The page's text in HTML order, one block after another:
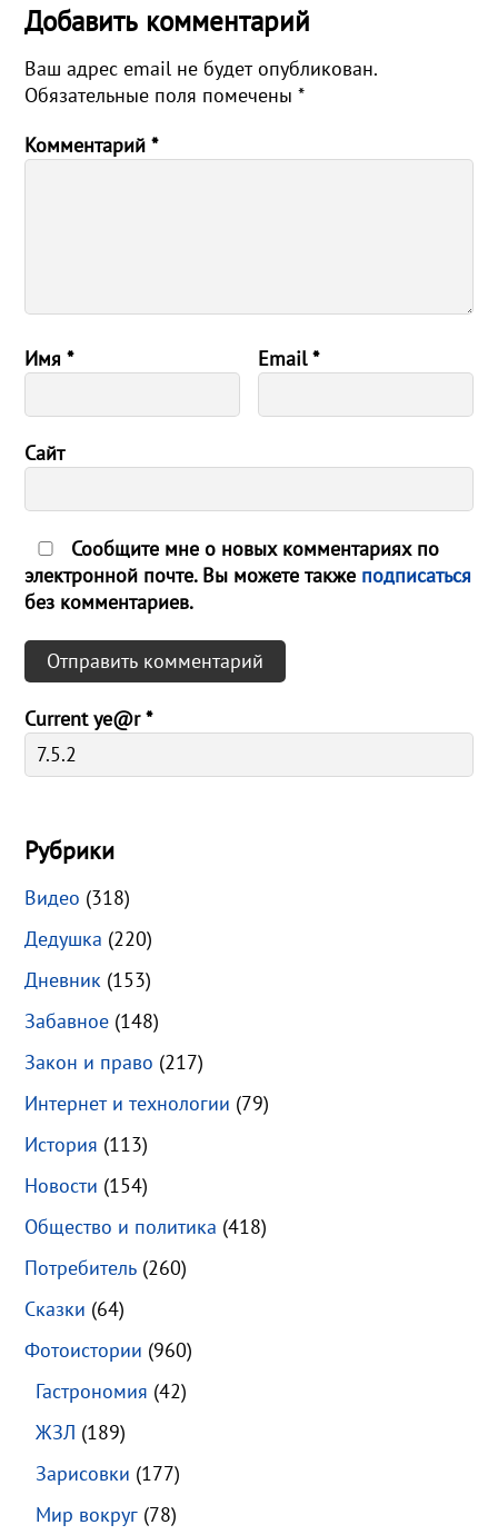
Добавить комментарий
Ваш адрес email не будет опубликован.
Обязательные поля помечены*
Комментарий*
Имя* Email*
Сайт
Сообщите мне о новых комментариях по
электронной почте. Вы можете также подписаться
без комментариев.
Current ye@r*
Рубрики
Видео (318)
Дедушка (220)
Дневник (153)
Забавное (148)
Закон и право (217)
Интернет и технологии (79)
История (113)
Новости (154)
Общество и политика (418)
Потребитель (260)
Сказки (64)
Фотоистории (960)
Гастрономия (42)
ЖЗЛ (189)
Зарисовки (177)
Мир вокруг (78)